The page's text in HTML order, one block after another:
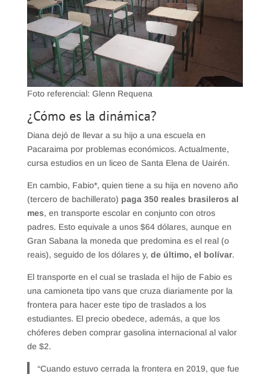
Foto referencial: Glenn Requena
¿Cómo es la dinámica?
Diana dejó de llevar a su hijo a una escuela en
Pacaraima por problemas económicos. Actualmente,
cursa estudios en un liceo de Santa Elena de Uairén.
En cambio, Fabio*, quien tiene a su hija en noveno año
(tercero de bachillerato) paga 350 reales brasileros al
mes, en transporte escolar en conjunto con otros
padres. Esto equivale a unos $64 dólares, aunque en
Gran Sabana la moneda que predomina es el real (o
reais), seguido de los dólares y, de último, el bolívar.
El transporte en el cual se traslada el hijo de Fabio es
una camioneta tipo vans que cruza diariamente por la
frontera para hacer este tipo de traslados a los
estudiantes. El precio obedece, además, a que los
chóferes deben comprar gasolina internacional al valor
de $2.
“Cuando estuvo cerrada la frontera en 2019, que fue